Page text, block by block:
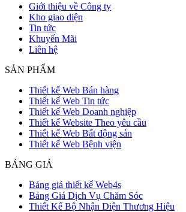
Giới thiệu về Công ty
Kho giao diện
Tin tức
Khuyến Mãi
Liên hệ
SẢN PHẨM
Thiết kế Web Bán hàng
Thiết kế Web Tin tức
Thiết kế Web Doanh nghiệp
Thiết kế Website Theo yêu cầu
Thiết kế Web Bất động sản
Thiết kế Web Bệnh viện
BẢNG GIÁ
Bảng giá thiết kế Web4s
Bảng Giá Dịch Vụ Chăm Sóc
Thiết Kế Bộ Nhận Diện Thương Hiệu